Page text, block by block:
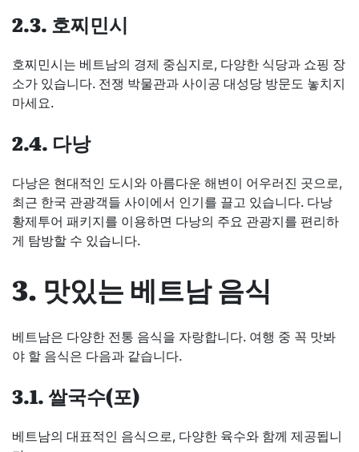
2.3. 호찌민시
호찌민시는 베트남의 경제 중심지로, 다양한 식당과 쇼핑 장
소가 있습니다. 전쟁 박물관과 사이공 대성당 방문도 놓치지
마세요.
2.4. 다낭
다낭은 현대적인 도시와 아름다운 해변이 어우러진 곳으로,
최근 한국 관광객들 사이에서 인기를 끌고 있습니다. 다낭
황제투어 패키지를 이용하면 다낭의 주요 관광지를 편리하
게 탐방할 수 있습니다.
3. 맛있는 베트남 음식
베트남은 다양한 전통 음식을 자랑합니다. 여행 중 꼭 맛봐
야 할 음식은 다음과 같습니다.
3.1. 쌀국수(포)
베트남의 대표적인 음식으로, 다양한 육수와 함께 제공됩니